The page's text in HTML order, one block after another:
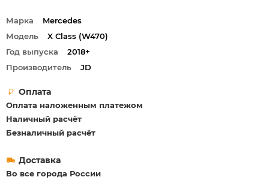
Марка
Mercedes
Модель
X Class (W470)
Год выпуска
2018+
Производитель
JD
Оплата
Оплата наложенным платежом
Наличный расчёт
Безналичный расчёт
Доставка
Во все города России